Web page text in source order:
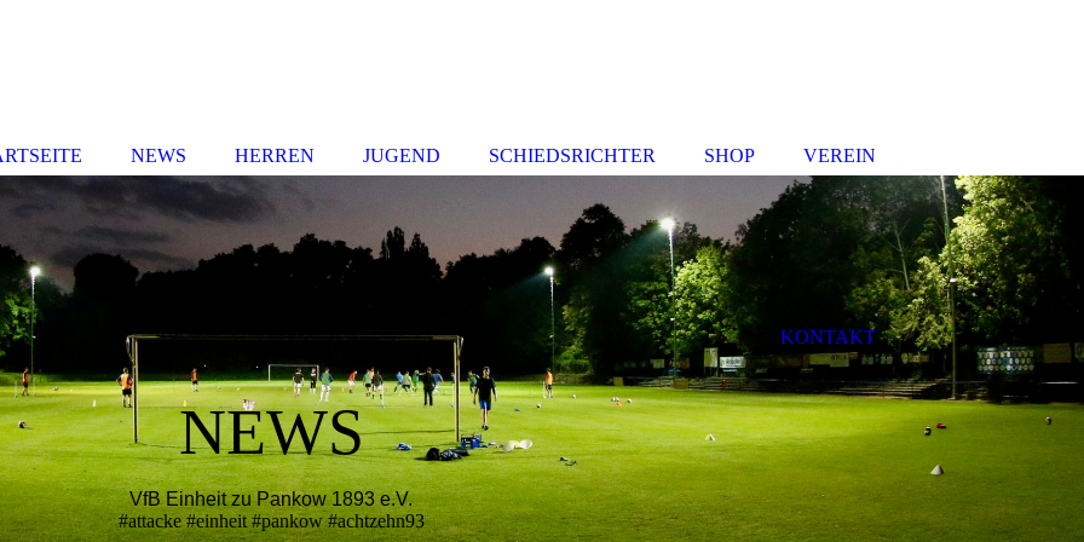
NEWS
VfB Einheit zu Pankow 1893 e.V.
#attacke #einheit #pankow #achtzehn93
NEWS HERREN JUGEND SCHIEDSRICHTER SHOP VEREIN
KONTAKT